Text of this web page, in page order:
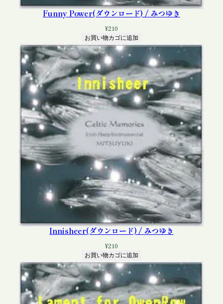
Funny Power(ダウンロード) / みつゆき
¥210
お買い物カゴに追加
Innisheer(ダウンロード) / みつゆき
¥210
お買い物カゴに追加